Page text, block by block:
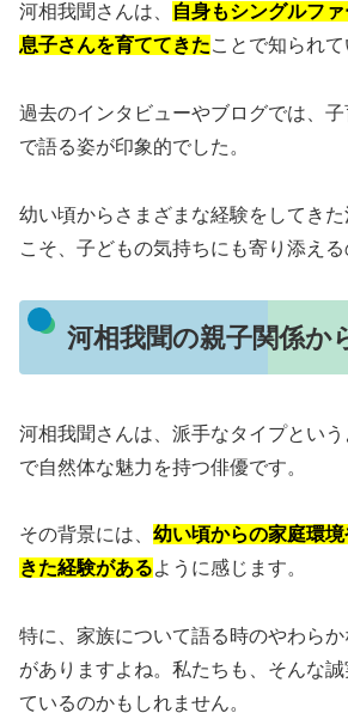
河相我聞さんは、
自身もシングルフ
息子さんを育ててきたことで知られて
過去のインタビューやブログでは、
で語る姿が印象的でした。
幼い頃からさまざまな経験をしてき
こそ、子どもの気持ちにも寄り添える
河相我聞の親子関係か
河相我聞さんは、派手なタイプとい
で自然体な魅力を持つ俳優です。
その背景には、 幼い頃からの家庭環
きた経験があるように感じます。
特に、家族について語る時のやわら
がありますよね。私たちも、そんな
ているのかもしれません。